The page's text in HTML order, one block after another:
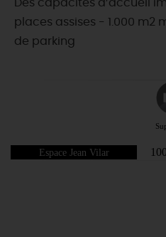
Des capacités d’accueil
places assises - 1.000 m2
de parking